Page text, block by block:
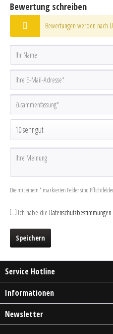
Bewertung schreiben
Bewertungen werden nach
Die mit einem * markierten Felder sind
Ich habe die Datenschutzbestimmungen
Speichern
Service Hotline
Informationen
Newsletter